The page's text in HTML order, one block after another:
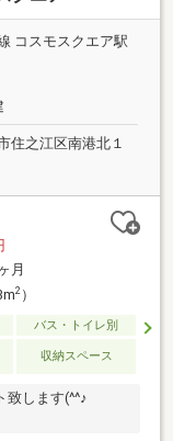
コスモスクエア駅
住之江区南港北１
月
2）
バス・トイレ別
収納スペース
致します(^^♪